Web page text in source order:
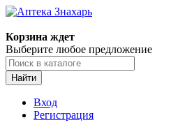
Корзина ждет
Выберите любое предложение
Найти
Вход
Регистрация